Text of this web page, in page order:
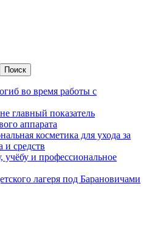
во время работы с
главный показатель
аппарата
косметика для ухода за
средств
учёбу и профессиональное
лагеря под Барановичами